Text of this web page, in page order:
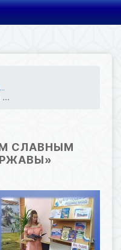
СЛАВНЫМ